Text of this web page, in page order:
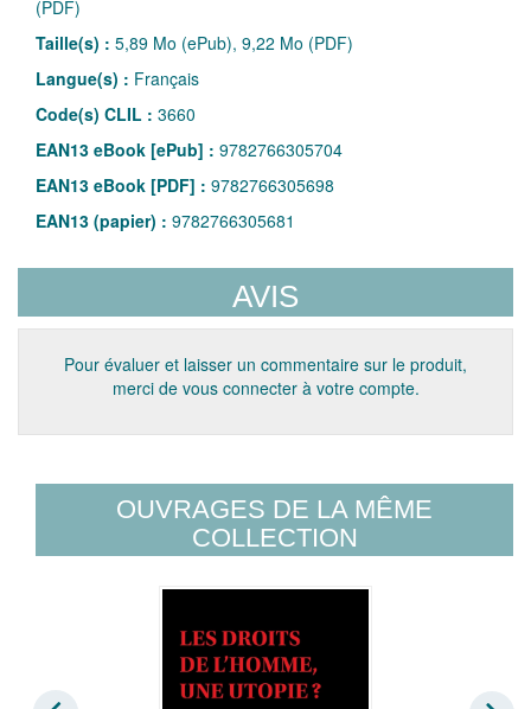
(PDF)
Taille(s) : 5,89 Mo (ePub), 9,22 Mo (PDF)
Langue(s) : Français
Code(s) CLIL : 3660
EAN13 eBook [ePub] : 9782766305704
EAN13 eBook [PDF] : 9782766305698
EAN13 (papier) : 9782766305681
AVIS
Pour évaluer et laisser un commentaire sur le produit,
merci de vous connecter à votre compte.
OUVRAGES DE LA MÊME
COLLECTION